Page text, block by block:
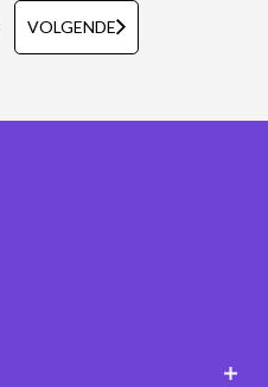
VOLGENDE